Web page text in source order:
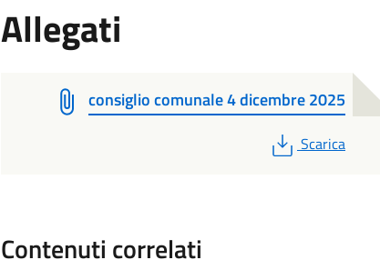
Allegati
consiglio comunale 4 dicembre 2025
PDF
Scarica
Contenuti correlati